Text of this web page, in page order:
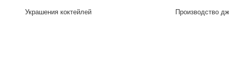
Украшения коктейлей Производство